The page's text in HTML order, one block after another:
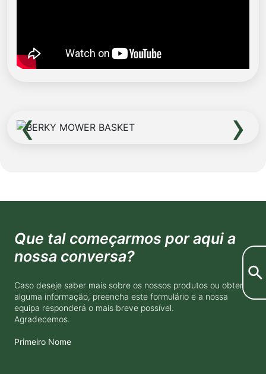
‹ ›
Que tal começarmos por aqui a
nossa conversa?
Caso deseje saber mais sobre os nossos produtos ou obter
alguma informação, preencha este formulário e a nossa
equipa responderá o mais breve possível.
Agradecemos.
Primeiro Nome